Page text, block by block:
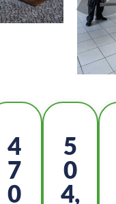
5
0
5
5
4
2,